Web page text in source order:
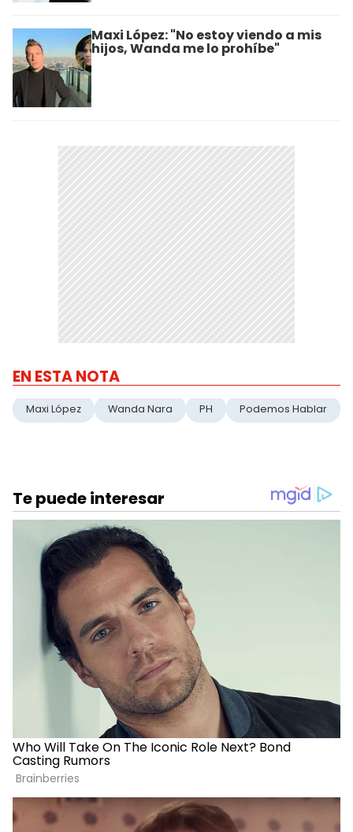
Maxi López: "No estoy viendo a mis
hijos, Wanda me lo prohíbe"
EN ESTA NOTA
Maxi López Wanda Nara PH Podemos Hablar